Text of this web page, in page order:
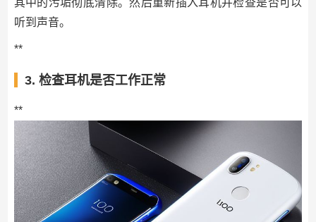
听到声音。
**
3. 检查耳机是否工作正常
**